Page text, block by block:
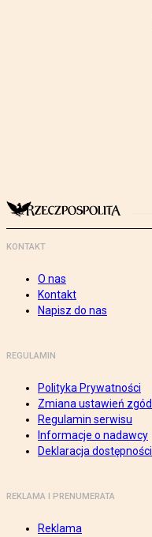
KONTAKT
O nas
Kontakt
Napisz do nas
REGULAMIN
Polityka Prywatności
Zmiana ustawień zgód
Regulamin serwisu
Informacje o nadawcy
Deklaracja dostępności
REKLAMA I PRENUMERATA
Reklama